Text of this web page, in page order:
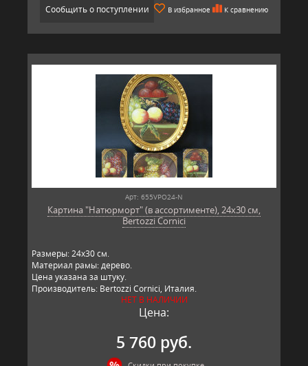
Сообщить о поступлении В избранное К сравнению
Арт: 655VPO24-N
Картина "Натюрморт" (в ассортименте), 24х30 см,
Bertozzi Cornici
Размеры: 24х30 см.
Материал рамы: дерево.
Цена указана за штуку.
Производитель: Bertozzi Cornici, Италия.
НЕТ В НАЛИЧИИ
Цена:
5 760 руб.